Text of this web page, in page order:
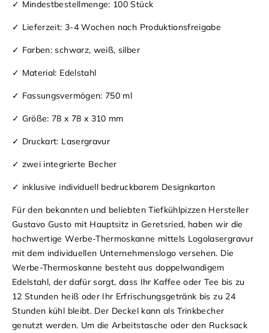
✓ Mindestbestellmenge: 100 Stück
✓ Lieferzeit: 3-4 Wochen nach Produktionsfreigabe
✓ Farben: schwarz, weiß, silber
✓ Material: Edelstahl
✓ Fassungsvermögen: 750 ml
✓ Größe: 78 x 78 x 310 mm
✓ Druckart: Lasergravur
✓ zwei integrierte Becher
✓ inklusive individuell bedruckbarem Designkarton
Für den bekannten und beliebten Tiefkühlpizzen Hersteller
Gustavo Gusto mit Hauptsitz in Geretsried, haben wir die
hochwertige Werbe-Thermoskanne mittels Logolasergravur
mit dem individuellen Unternehmenslogo versehen. Die
Werbe-Thermoskanne besteht aus doppelwandigem
Edelstahl, der dafür sorgt, dass Ihr Kaffee oder Tee bis zu
12 Stunden heiß oder Ihr Erfrischungsgetränk bis zu 24
Stunden kühl bleibt. Der Deckel kann als Trinkbecher
genutzt werden. Um die Arbeitstasche oder den Rucksack